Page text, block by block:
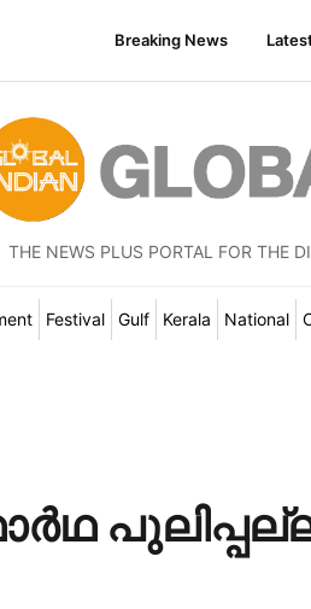
Breaking News
THE NEWS PLUS PORTAL FOR THE
Festival Gulf Kerala National